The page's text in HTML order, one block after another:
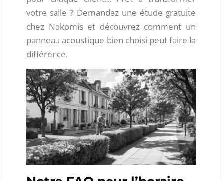
votre salle ? Demandez une étude gratuite
chez Nokomis et découvrez comment un
panneau acoustique bien choisi peut faire la
différence.